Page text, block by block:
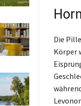
Die
Körper